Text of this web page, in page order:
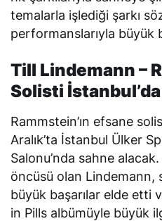
temalarla işlediği şarkı
performanslarıyla büyük
Till Lindemann –
Solisti İstanbul’da
Rammstein’ın efsane
Aralık’ta İstanbul Ülker
Salonu’nda sahne
öncüsü olan Lindemann,
büyük başarılar elde etti
in Pills albümüyle büyük